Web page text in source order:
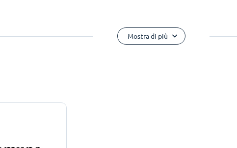
Mostra di più